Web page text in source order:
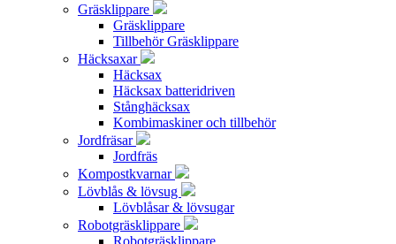
Gräsklippare
Gräsklippare
Tillbehör Gräsklippare
Häcksaxar
Häcksax
Häcksax batteridriven
Stånghäcksax
Kombimaskiner och tillbehör
Jordfräsar
Jordfräs
Kompostkvarnar
Lövblås & lövsug
Lövblåsar & lövsugar
Robotgräsklippare
Robotgräsklippare